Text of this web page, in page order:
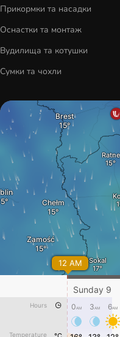
Прикормки та насадки
Оснастки та монтаж
Вудилища та котушки
Сумки та чохли